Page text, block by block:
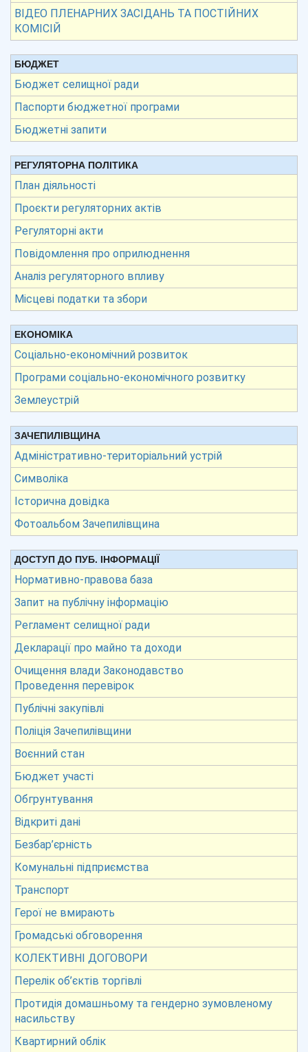
ВІДЕО ПЛЕНАРНИХ ЗАСІДАНЬ ТА ПОСТІЙНИХ
КОМІСІЙ
БЮДЖЕТ
Бюджет селищної ради
Паспорти бюджетної програми
Бюджетні запити
РЕГУЛЯТОРНА ПОЛІТИКА
План діяльності
Проєкти регуляторних актів
Регуляторні акти
Повідомлення про оприлюднення
Аналіз регуляторного впливу
Місцеві податки та збори
ЕКОНОМІКА
Соціально-економічний розвиток
Програми соціально-економічного розвитку
Землеустрій
ЗАЧЕПИЛІВЩИНА
Адміністративно-територіальний устрій
Символіка
Історична довідка
Фотоальбом Зачепилівщина
ДОСТУП ДО ПУБ. ІНФОРМАЦІЇ
Нормативно-правова база
Запит на публічну інформацію
Регламент селищної ради
Декларації про майно та доходи
Очищення влади Законодавство
Проведення перевірок
Публічні закупівлі
Поліція Зачепилівщини
Воєнний стан
Бюджет участі
Обгрунтування
Відкриті дані
Безбар’єрність
Комунальні підприємства
Транспорт
Герої не вмирають
Громадські обговорення
КОЛЕКТИВНІ ДОГОВОРИ
Перелік об’єктів торгівлі
Протидія домашньому та гендерно зумовленому
насильству
Квартирний облік